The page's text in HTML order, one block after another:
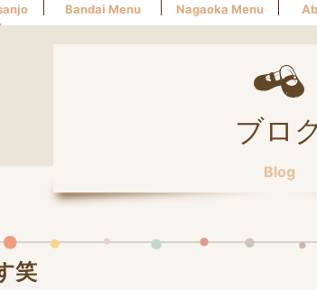
Bandai Menu
Nagaoka Menu
ブロ
Blog
笑